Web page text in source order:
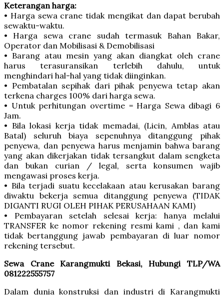
Keterangan harga:
• Harga sewa crane tidak mengikat dan dapat berubah
sewaktu-waktu.
• Harga sewa crane sudah termasuk Bahan Bakar,
Operator dan Mobilisasi & Demobilisasi
• Barang atau mesin yang akan diangkat oleh crane
harus terasuransikan terlebih dahulu, untuk
menghindari hal-hal yang tidak diinginkan.
• Pembatalan sepihak dari pihak penyewa tetap akan
terkena charges 100% dari harga sewa.
• Untuk perhitungan overtime = Harga Sewa dibagi 6
Jam.
• Bila lokasi kerja tidak memadai, (Licin, Amblas atau
Batal) seluruh biaya sepenuhnya ditanggung pihak
penyewa, dan penyewa harus menjamin bahwa barang
yang akan dikerjakan tidak tersangkut dalam sengketa
dan bukan curian / legal, serta konsumen wajib
mengawasi proses kerja.
• Bila terjadi suatu kecelakaan atau kerusakan barang
diwaktu bekerja semua ditanggung penyewa (TIDAK
DIGANTI RUGI OLEH PIHAK PERUSAHAAN KAMI)
• Pembayaran setelah selesai kerja: hanya melalui
TRANSFER ke nomor rekening resmi kami , dan kami
tidak bertanggung jawab pembayaran di luar nomor
rekening tersebut.
Sewa Crane Karangmukti Bekasi, Hubungi TLP/WA
081222555757
Dalam dunia konstruksi dan industri di Karangmukti